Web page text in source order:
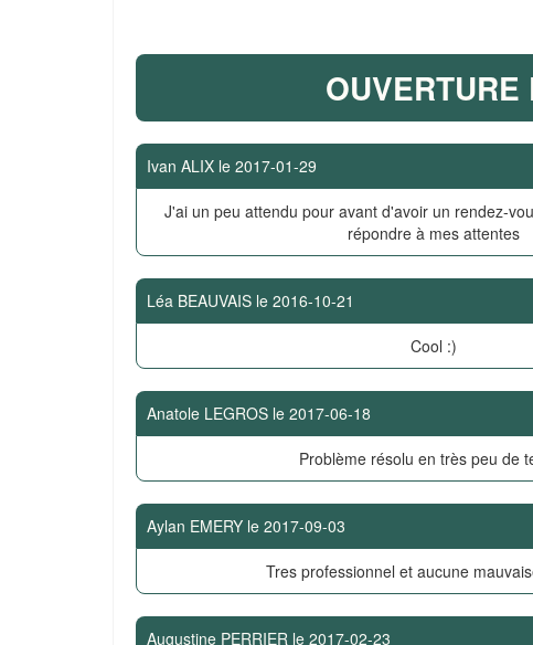
Ivan ALIX le 2017-01-29
J'ai un peu attendu pour avant d'avoir un rendez-
répondre à mes attentes
Léa BEAUVAIS le 2016-10-21
Cool :)
Anatole LEGROS le 2017-06-18
Problème résolu en très peu de
Aylan EMERY le 2017-09-03
Tres professionnel et aucune
Augustine PERRIER le 2017-02-23